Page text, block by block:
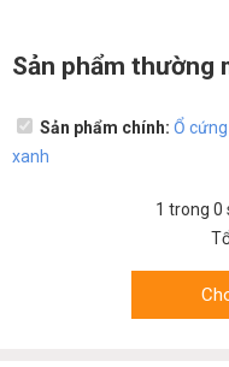
Sản phẩm thường
Sản phẩm chính: Ổ
xanh
1 trong 0